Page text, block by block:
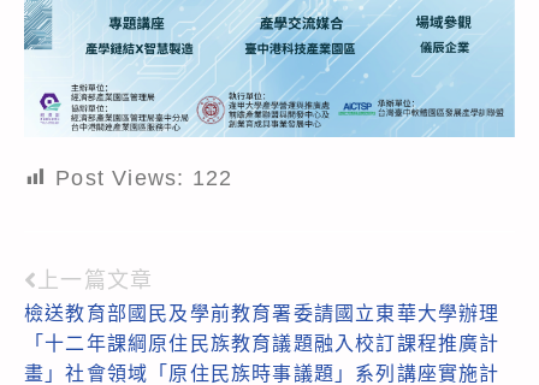
Post Views: 122
Read
more
articles
上一篇文章
檢送教育部國民及學前教育署委請國立東華大學辦理
「十二年課綱原住民族教育議題融入校訂課程推廣計
畫」社會領域「原住民族時事議題」系列講座實施計